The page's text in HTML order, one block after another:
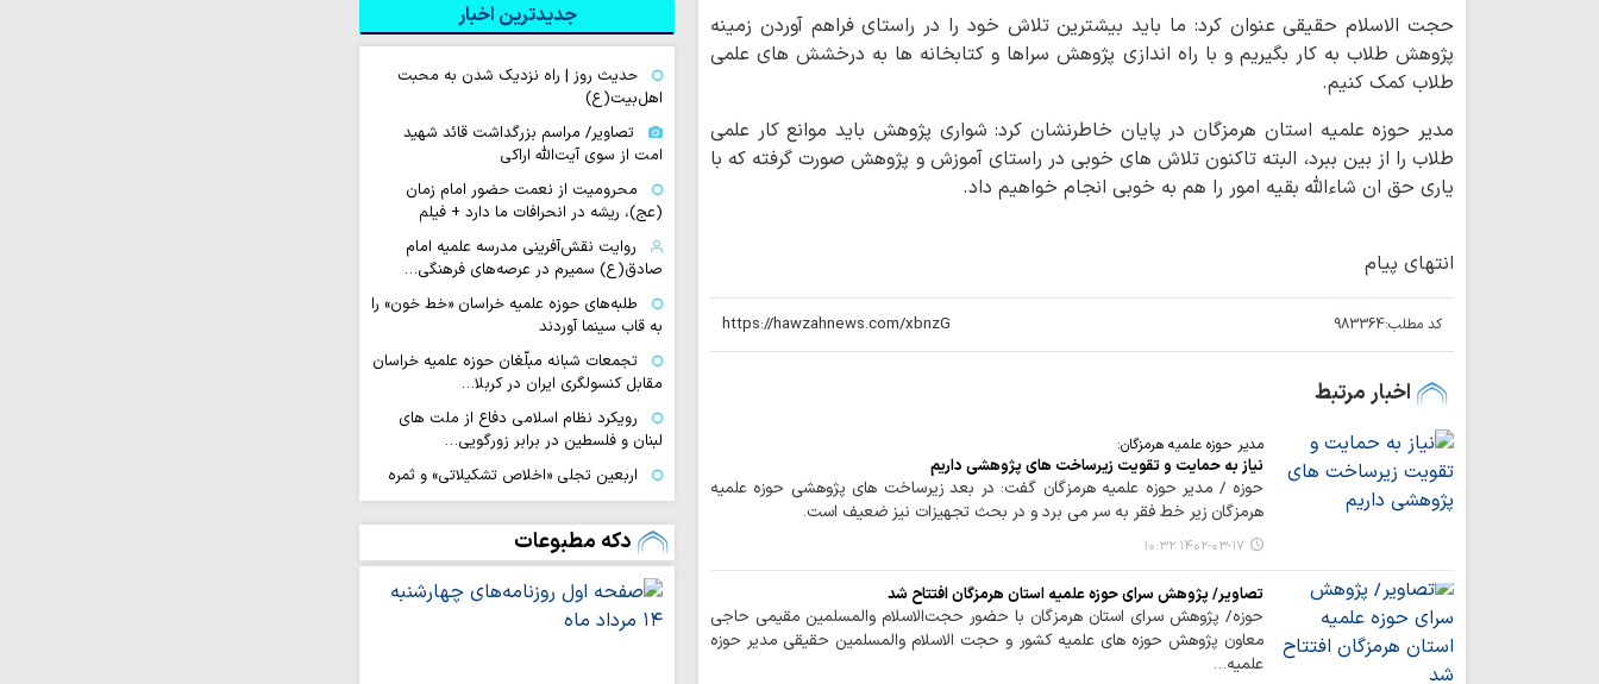
حجت الاسلام حقیقی عنوان کرد: ما باید بیشترین تلاش خود را در راستای فراهم آوردن زمینه
پژوهش طلاب به کار بگیریم و با راه اندازی پژوهش سراها و کتابخانه ها به درخشش های علمی
طلاب کمک کنیم.
مدیر حوزه علمیه استان هرمزگان در پایان خاطرنشان کرد: شواری پژوهش باید موانع کار علمی
طلاب را از بین ببرد، البته تاکنون تلاش های خوبی در راستای آموزش و پژوهش صورت گرفته که با
یاری حق ان شاءالله بقیه امور را هم به خوبی انجام خواهیم داد.
انتهای پیام
کد مطلب:983364
اخبار مرتبط
مدیر حوزه علمیه هرمزگان:
نیاز به حمایت و تقویت زیرساخت های پژوهشی داریم
حوزه / مدیر حوزه علمیه هرمزگان گفت: در بعد زیرساخت های پژوهشی حوزه علمیه
هرمزگان زیر خط فقر به سر می برد و در بحث تجهیزات نیز ضعیف است.
۱۴۰۲-۰۳-۱۷ ۱۰:۳۲
تصاویر/ پژوهش سرای حوزه علمیه استان هرمزگان افتتاح شد
حوزه/ پژوهش سرای استان هرمزگان با حضور حجت‌الاسلام والمسلمین مقیمی حاجی
معاون پژوهش حوزه های علمیه کشور و حجت الاسلام والمسلمین حقیقی مدیر حوزه
علمیه…
جدیدترین اخبار
حدیث روز | راه نزدیک شدن به محبت
اهل‌بیت(ع)
تصاویر/ مراسم بزرگداشت قائد شهید
امت از سوی آیت‌الله اراکی
محرومیت از نعمت حضور امام زمان
(عج)، ریشه در انحرافات ما دارد + فیلم
روایت نقش‌آفرینی مدرسه علمیه امام
صادق(ع) سمیرم در عرصه‌های فرهنگی…
طلبه‌های حوزه علمیه خراسان «خط خون» را
به قاب سینما آوردند
تجمعات شبانه مبلّغان حوزه علمیه خراسان
مقابل کنسولگری ایران در کربلا…
رویکرد نظام اسلامی دفاع از ملت های
لبنان و فلسطین در برابر زورگویی…
اربعین تجلی «اخلاص تشکیلاتی» و ثمره
دگرخواهی امام حسین(ع) است
اعزام کاروان ۲۰۰ نفره نوجوانان کهگیلویه و
بویراحمدی به طریق الحسین…
تجربه متفاوت «رویش من» در مسیر نجف
تا کربلا
دکه مطبوعات